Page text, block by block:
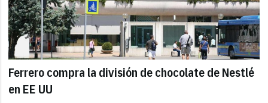
Ferrero compra la división de chocolate de Nestlé
en EE UU